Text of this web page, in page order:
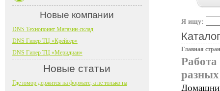
Я ищу:
Главная
Новые компании
DNS Технопоинт Магазин-склад
DNS Гипер ТЦ «Крейсер»
DNS Гипер ТЦ «Меридиан»
Новые статьи
Где юмор держится на формате, а не только на